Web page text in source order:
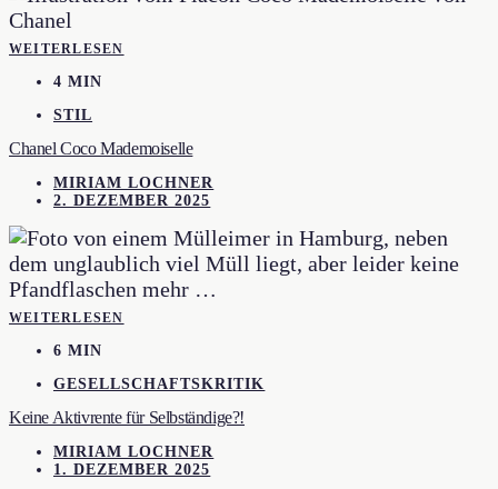
WEITERLESEN
4 MIN
STIL
Chanel Coco Mademoiselle
MIRIAM LOCHNER
2. DEZEMBER 2025
WEITERLESEN
6 MIN
GESELLSCHAFTSKRITIK
Keine Aktivrente für Selbständige?!
MIRIAM LOCHNER
1. DEZEMBER 2025